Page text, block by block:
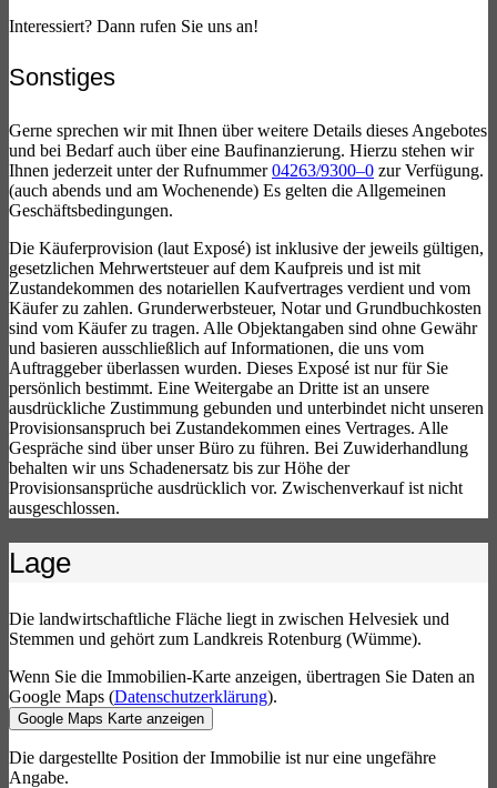
Interessiert? Dann rufen Sie uns an!
Sonstiges
Gerne sprechen wir mit Ihnen über weitere Details dieses Angebotes
und bei Bedarf auch über eine Baufinanzierung. Hierzu stehen wir
Ihnen jederzeit unter der Rufnummer04263/9300–0 zur Verfügung.
(auch abends und am Wochenende) Es gelten die Allgemeinen
Geschäftsbedingungen.
Die Käuferprovision (laut Exposé) ist inklusive der jeweils gültigen,
gesetzlichen Mehrwertsteuer auf dem Kaufpreis und ist mit
Zustandekommen des notariellen Kaufvertrages verdient und vom
Käufer zu zahlen. Grunderwerbsteuer, Notar und Grundbuchkosten
sind vom Käufer zu tragen. Alle Objektangaben sind ohne Gewähr
und basieren ausschließlich auf Informationen, die uns vom
Auftraggeber überlassen wurden. Dieses Exposé ist nur für Sie
persönlich bestimmt. Eine Weitergabe an Dritte ist an unsere
ausdrückliche Zustimmung gebunden und unterbindet nicht unseren
Provisionsanspruch bei Zustandekommen eines Vertrages. Alle
Gespräche sind über unser Büro zu führen. Bei Zuwiderhandlung
behalten wir uns Schadenersatz bis zur Höhe der
Provisionsansprüche ausdrücklich vor. Zwischenverkauf ist nicht
ausgeschlossen.
Lage
Die landwirtschaftliche Fläche liegt in zwischen Helvesiek und
Stemmen und gehört zum Landkreis Rotenburg (Wümme).
Wenn Sie die Immobilien-Karte anzeigen, übertragen Sie Daten an
Google Maps (Datenschutzerklärung).
Google Maps Karte anzeigen
Die dargestellte Position der Immobilie ist nur eine ungefähre
Angabe.